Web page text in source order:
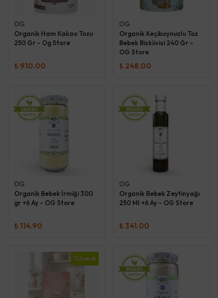
OG
Organik Ham Kakao Tozu
250 Gr - Og Store
₺ 910.00
OG
Organik Keçiboynuzlu Toz
Bebek Bisküvisi 240 Gr -
OG Store
₺ 248.00
OG
Organik Bebek İrmiği 300
gr +6 Ay - OG Store
₺ 114.90
OG
Organik Bebek Zeytinyağı
250 Ml +6 Ay - OG Store
₺ 341.00
Tükendi